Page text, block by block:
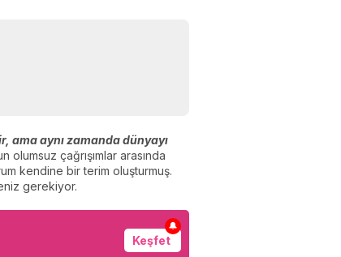
ama aynı zamanda dünyayı
çağrışımlar arasında
kendine bir terim oluşturmuş.
gerekiyor.
Keşfet
🔔